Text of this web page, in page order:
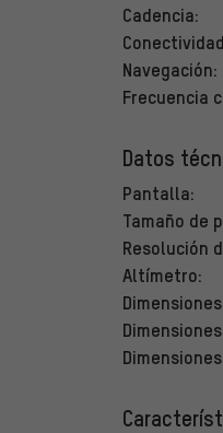
Cadencia:
Navegación:
Frecuencia
Datos
Pantalla:
Tamaño de
Resolución
Altímetro: